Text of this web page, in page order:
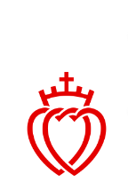
treści